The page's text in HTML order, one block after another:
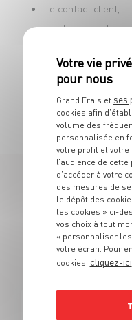
Le contact client,
Les bons produits,
Vous vous
et rejoignez une
perspectives
EN
Grand Frais et ses
cookies afin
volume des
personnalisée en
votre profil et
l’audience de
d’accéder à votre
des mesures de
le dépôt des
les cookies » ci-
vos choix à tout
« personnaliser
votre écran. Pour
cookies, cliquez-ici